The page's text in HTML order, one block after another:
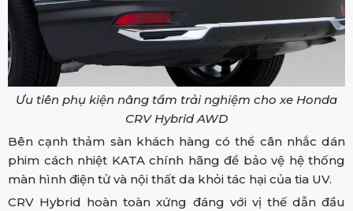
Ưu tiên phụ kiện nâng tầm trải nghiệm cho xe Honda
CRV Hybrid AWD
Bên cạnh thảm sàn khách hàng có thể cân nhắc dán
phim cách nhiệt KATA chính hãng để bảo vệ hệ thống
màn hình điện tử và nội thất da khỏi tác hại của tia UV.
CRV Hybrid hoàn toàn xứng đáng với vị thế dẫn đầu